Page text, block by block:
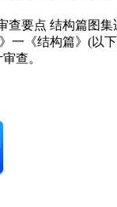
查要点 结构篇图集
一《结构篇》(
查。